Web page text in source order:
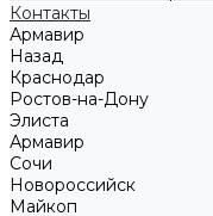
Контакты
Армавир
Назад
Краснодар
Ростов-на-Дону
Элиста
Армавир
Сочи
Новороссийск
Майкоп